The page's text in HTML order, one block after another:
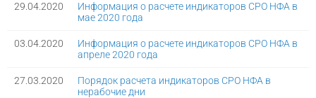
29.04.2020
Информация о расчете индикаторов СРО НФА в
мае 2020 года
03.04.2020
Информация о расчете индикаторов СРО НФА в
апреле 2020 года
27.03.2020
Порядок расчета индикаторов СРО НФА в
нерабочие дни